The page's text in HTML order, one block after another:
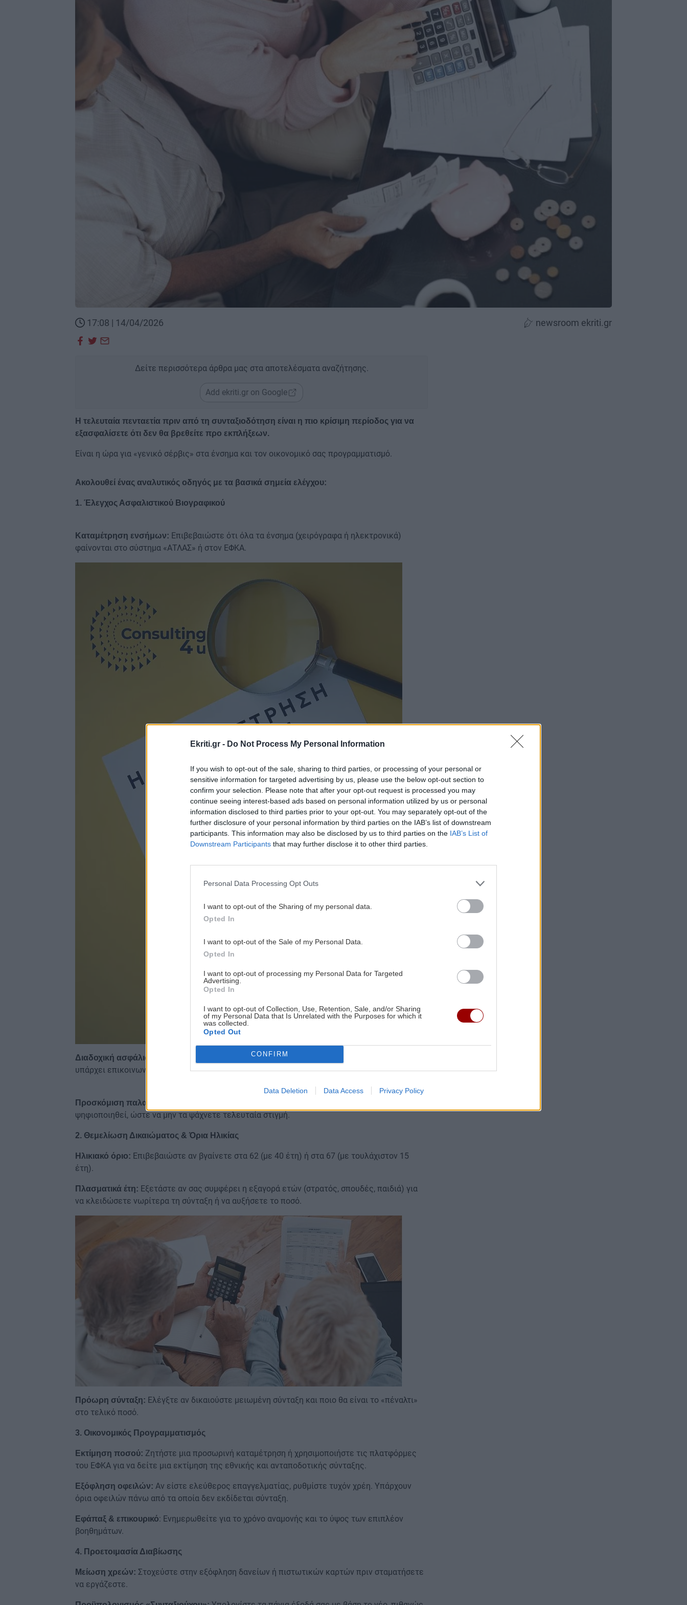
Ekriti.gr - Do Not Process My Personal Information
If you wish to opt-out of the sale, sharing to third parties, or processing of your personal or
sensitive information for targeted advertising by us, please use the below opt-out section to
confirm your selection. Please note that after your opt-out request is processed you may
continue seeing interest-based ads based on personal information utilized by us or personal
information disclosed to third parties prior to your opt-out. You may separately opt-out of the
further disclosure of your personal information by third parties on the IAB’s list of downstream
participants. This information may also be disclosed by us to third parties on the IAB’s List of
Downstream Participants that may further disclose it to other third parties.
Personal Data Processing Opt Outs
I want to opt-out of the Sharing of my personal data.
Opted In
I want to opt-out of the Sale of my Personal Data.
Opted In
I want to opt-out of processing my Personal Data for Targeted
Advertising.
Opted In
I want to opt-out of Collection, Use, Retention, Sale, and/or Sharing
of my Personal Data that Is Unrelated with the Purposes for which it
was collected.
Opted Out
CONFIRM
Data Deletion Data Access Privacy Policy
17:08 | 14/04/2026 newsroom ekriti.gr
Δείτε περισσότερα άρθρα μας στα αποτελέσματα αναζήτησης.
Add ekriti.gr on Google
Η τελευταία πενταετία πριν από τη συνταξιοδότηση είναι η πιο κρίσιμη περίοδος για να
εξασφαλίσετε ότι δεν θα βρεθείτε προ εκπλήξεων.
Είναι η ώρα για «γενικό σέρβις» στα ένσημα και τον οικονομικό σας προγραμματισμό.
Ακολουθεί ένας αναλυτικός οδηγός με τα βασικά σημεία ελέγχου:
1. Έλεγχος Ασφαλιστικού Βιογραφικού
Καταμέτρηση ενσήμων: Επιβεβαιώστε ότι όλα τα ένσημα (χειρόγραφα ή ηλεκτρονικά)
φαίνονται στο σύστημα «ΑΤΛΑΣ» ή στον ΕΦΚΑ.
Διαδοχική ασφάλιση:
Αν έχετε αλλάξει ταμεία (π.χ. από ΙΚΑ σε ΟΑΕΕ), βεβαιωθείτε ότι
υπάρχει επικοινωνία μεταξύ των φορέων.
Προσκόμιση παλαιών βιβλιαρίων:
ψηφιοποιηθεί, ώστε να μην τα ψάχνετε τελευταία στιγμή.
2. Θεμελίωση Δικαιώματος & Όρια Ηλικίας
Ηλικιακό όριο: Επιβεβαιώστε αν βγαίνετε στα 62 (με 40 έτη) ή στα 67 (με τουλάχιστον 15
έτη).
Πλασματικά έτη: Εξετάστε αν σας συμφέρει η εξαγορά ετών (στρατός, σπουδές, παιδιά) για
να κλειδώσετε νωρίτερα τη σύνταξη ή να αυξήσετε το ποσό.
Πρόωρη σύνταξη: Ελέγξτε αν δικαιούστε μειωμένη σύνταξη και ποιο θα είναι το «πέναλτι»
στο τελικό ποσό.
3. Οικονομικός Προγραμματισμός
Εκτίμηση ποσού: Ζητήστε μια προσωρινή καταμέτρηση ή χρησιμοποιήστε τις πλατφόρμες
του ΕΦΚΑ για να δείτε μια εκτίμηση της εθνικής και ανταποδοτικής σύνταξης.
Εξόφληση οφειλών: Αν είστε ελεύθερος επαγγελματίας, ρυθμίστε τυχόν χρέη. Υπάρχουν
όρια οφειλών πάνω από τα οποία δεν εκδίδεται σύνταξη.
Εφάπαξ & επικουρικό: Ενημερωθείτε για το χρόνο αναμονής και το ύψος των επιπλέον
βοηθημάτων.
4. Προετοιμασία Διαβίωσης
Μείωση χρεών: Στοχεύστε στην εξόφληση δανείων ή πιστωτικών καρτών πριν σταματήσετε
να εργάζεστε.